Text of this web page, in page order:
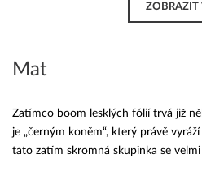
ZOBRAZIT
Mat
Zatímco boom lesklých fólií trvá již
je „černým koněm“, který právě
tato zatím skromná skupinka se